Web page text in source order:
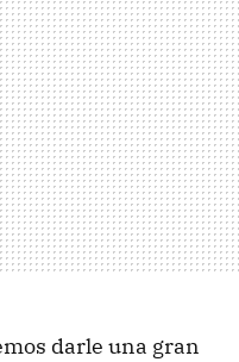
darle una gran